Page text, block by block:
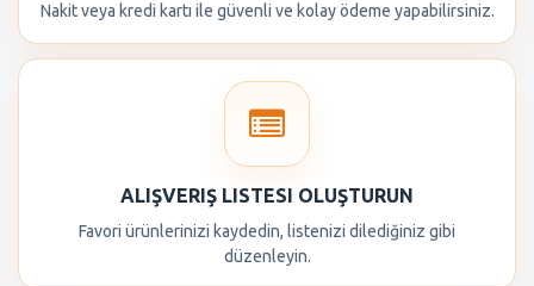
Nakit veya kredi kartı ile güvenli ve kolay ödeme yapabilirsiniz.
ALIŞVERIŞ LISTESI OLUŞTURUN
Favori ürünlerinizi kaydedin, listenizi dilediğiniz gibi
düzenleyin.